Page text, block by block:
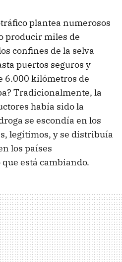
plantea numerosos
producir miles de
confines de la selva
puertos seguros y
6.000 kilómetros de
Tradicionalmente, la
había sido la
se escondía en los
legítimos, y se distribuía
los países
está cambiando.